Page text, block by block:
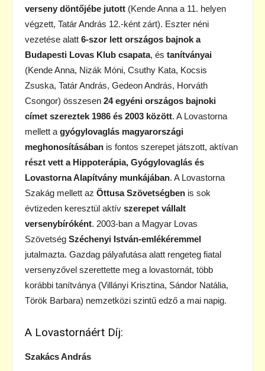
verseny döntőjébe jutott (Kende Anna a 11. helyen
végzett, Tatár András 12.-ként zárt). Eszter néni
vezetése alatt 6-szor lett országos bajnok a
Budapesti Lovas Klub csapata, és tanítványai
(Kende Anna, Nizák Móni, Csuthy Kata, Kocsis
Zsuska, Tatár András, Gedeon András, Horváth
Csongor) összesen 24 egyéni országos bajnoki
címet szereztek 1986 és 2003 között. A Lovastorna
mellett a gyógylovaglás magyarországi
meghonosításában is fontos szerepet játszott, aktívan
részt vett a Hippoterápia, Gyógylovaglás és
Lovastorna Alapítvány munkájában. A Lovastorna
Szakág mellett az Öttusa Szövetségben is sok
évtizeden keresztül aktív szerepet vállalt
versenybíróként. 2003-ban a Magyar Lovas
Szövetség Széchenyi István-emlékéremmel
jutalmazta. Gazdag pályafutása alatt rengeteg fiatal
versenyzővel szerettette meg a lovastornát, több
korábbi tanítványa (Villányi Krisztina, Sándor Natália,
Török Barbara) nemzetközi szintű edző a mai napig.
A Lovastornáért Díj:
Szakács András